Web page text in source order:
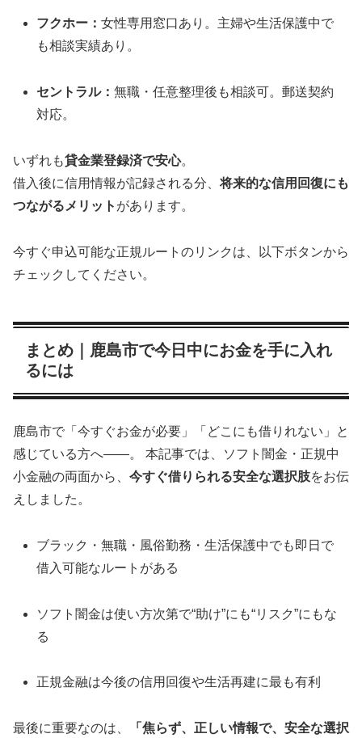
フクホー：女性専用窓口あり。主婦や生活保護中で
も相談実績あり。
セントラル：無職・任意整理後も相談可。郵送契約
対応。
いずれも貸金業登録済で安心。
借入後に信用情報が記録される分、将来的な信用回復にも
つながるメリット があります。
今すぐ申込可能な正規ルートのリンクは、以下ボタンから
チェックしてください。
まとめ｜鹿島市で今日中にお金を手に入れ
るには
鹿島市で「今すぐお金が必要」「どこにも借りれない」と
感じている方へ――。 本記事では、ソフト闇金・正規中
小金融の両面から、 今すぐ借りられる安全な選択肢をお伝
えしました。
ブラック・無職・風俗勤務・生活保護中でも即日で
借入可能なルートがある
ソフト闇金は使い方次第で“助け”にも“リスク”にもな
る
正規金融は今後の信用回復や生活再建に最も有利
最後に重要なのは、
「焦らず、正しい情報で、安全な選択